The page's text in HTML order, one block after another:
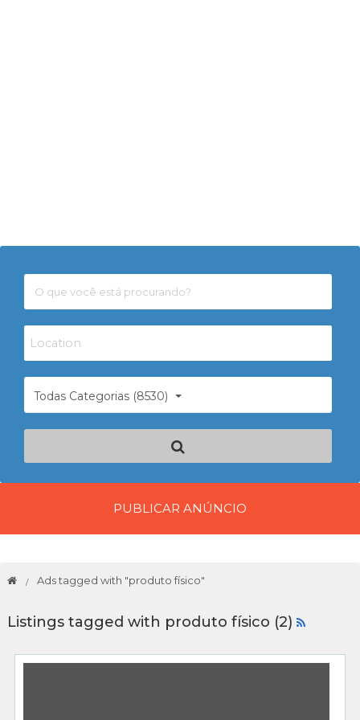
Todas Categorias (8530)
PUBLICAR ANÚNCIO
Ads tagged with "produto físico"
Listings tagged with produto físico (2)